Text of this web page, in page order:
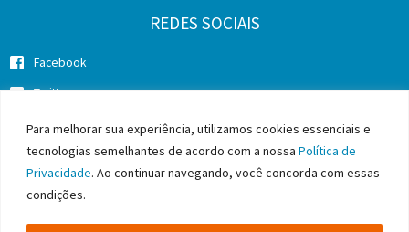
Para melhorar sua experiência, utilizamos cookies essenciais e
tecnologias semelhantes de acordo com a nossa Política de
Privacidade. Ao continuar navegando, você concorda com essas
condições.
REDES SOCIAIS
Facebook
Twitter
Instagram
Copyright © 2026 SINICESP - Sindicato da Indústria da Construção
Pesada do Estado de São Paulo